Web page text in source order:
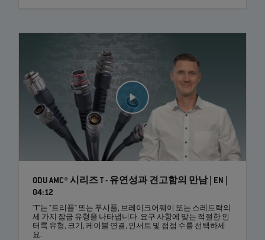
ODU AMC® 시리즈 T - 유연성과 견고함의 만남 | EN |
04:12
"T"는 "트리플" 또는 푸시풀, 브레이크어웨이 또는 스레드락의
세 가지 잠금 유형을 나타냅니다. 요구 사항에 맞는 적절한 인
터록 유형, 크기, 케이블 연결, 인서트 및 접점 수를 선택하세
요.